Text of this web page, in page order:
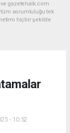
ve gazetehalk.com
tüm sorumluluğu tek
hiçbir şekilde
- 10:52